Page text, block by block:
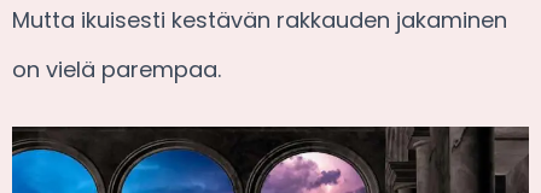
Mutta ikuisesti kestävän rakkauden jakaminen
on vielä parempaa.